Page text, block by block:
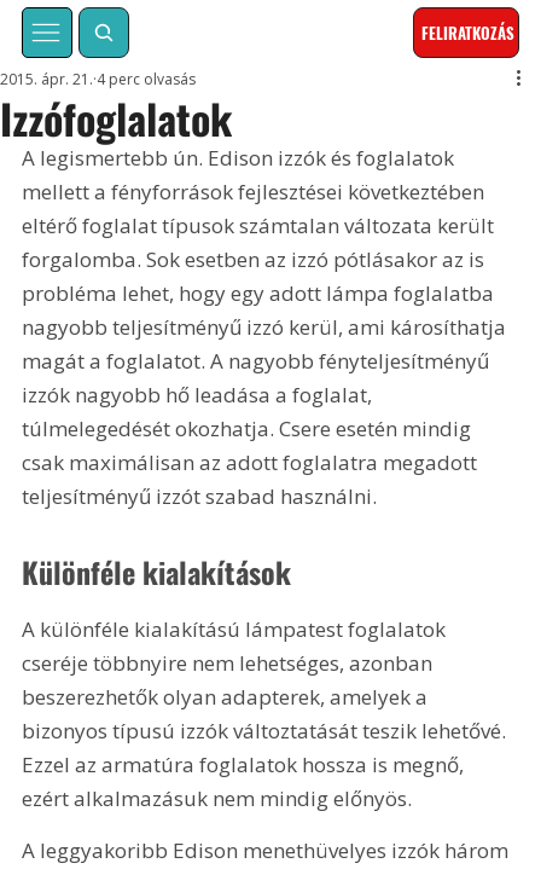
FELIRATKOZÁS
Izzófoglalatok
2015. ápr. 21. 4 perc olvasás
A legismertebb ún. Edison izzók és foglalatok
mellett a fényforrások fejlesztései következtében
eltérő foglalat típusok számtalan változata került
forgalomba. Sok esetben az izzó pótlásakor az is
probléma lehet, hogy egy adott lámpa foglalatba
nagyobb teljesítményű izzó kerül, ami károsíthatja
magát a foglalatot. A nagyobb fényteljesítményű
izzók nagyobb hő leadása a foglalat,
túlmelegedését okozhatja. Csere esetén mindig
csak maximálisan az adott foglalatra megadott
teljesítményű izzót szabad használni.
Különféle kialakítások
A különféle kialakítású lámpatest foglalatok
cseréje többnyire nem lehetséges, azonban
beszerezhetők olyan adapterek, amelyek a
bizonyos típusú izzók változtatását teszik lehetővé.
Ezzel az armatúra foglalatok hossza is megnő,
ezért alkalmazásuk nem mindig előnyös.
A leggyakoribb Edison menethüvelyes izzók három